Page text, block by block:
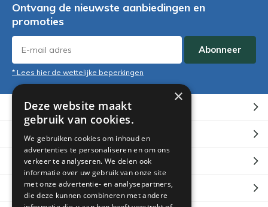
Ontvang de nieuwste aanbiedingen en
promoties
Abonneer
* Lees hier de wettelijke beperkingen
Klantenservice
Mijn account
Categorieën
Contact
×
Deze website maakt
gebruik van cookies.
We gebruiken cookies om inhoud en
advertenties te personaliseren en om ons
verkeer te analyseren. We delen ook
informatie over uw gebruik van onze site
met onze advertentie- en analysepartners,
die deze kunnen combineren met andere